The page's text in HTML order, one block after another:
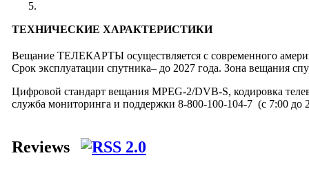
ТЕХНИЧЕСКИЕ ХАРАКТЕРИСТИКИ
Вещание ТЕЛЕКАРТЫ осуществляется с современного
Срок эксплуатации спутника– до 2027 года. Зона вещания
Цифровой стандарт вещания MPEG-2/DVB-S, кодировка
служба мониторинга и поддержки 8-800-100-104-7 (с 7:00 до
Reviews